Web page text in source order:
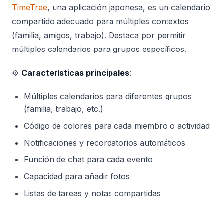
TimeTree, una aplicación japonesa, es un calendario
compartido adecuado para múltiples contextos
(familia, amigos, trabajo). Destaca por permitir
múltiples calendarios para grupos específicos.
⚙️ Características principales:
Múltiples calendarios para diferentes grupos
(familia, trabajo, etc.)
Código de colores para cada miembro o actividad
Notificaciones y recordatorios automáticos
Función de chat para cada evento
Capacidad para añadir fotos
Listas de tareas y notas compartidas